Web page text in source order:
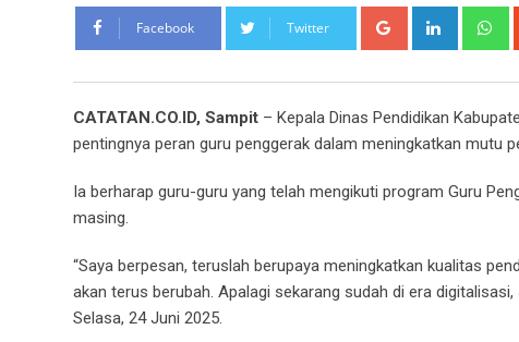
Facebook Twitter Google+ LinkedIn
CATATAN.CO.ID, Sampit – Kepala Dinas Pendidikan
pentingnya peran guru penggerak dalam meningkatkan mutu
Ia berharap guru-guru yang telah mengikuti program Guru
masing.
“Saya berpesan, teruslah berupaya meningkatkan kualitas
akan terus berubah. Apalagi sekarang sudah di era
Selasa, 24 Juni 2025.